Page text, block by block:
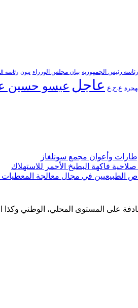
رئيس الجمهورية بيان مجلس الوزراء تبون رئاسة
ع.ح.ع عاجل عيسو حسين
وأعوان مجمع سونلغاز
فاكهة البطيخ الأحمر للاستهلاك
الطبيعيين في مجال معالجة
على المستوى المحلي، الوطني وكذا